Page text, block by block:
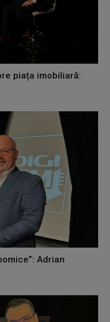
piața imobiliară:
Adrian